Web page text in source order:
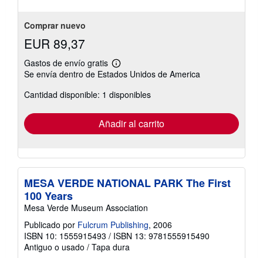
Comprar nuevo
EUR 89,37
Gastos de envío gratis
Más
información
las
tarifas
envío
Se envía dentro de Estados Unidos de America
Cantidad disponible: 1 disponibles
Añadir al carrito
MESA VERDE NATIONAL PARK The First
100 Years
Mesa Verde Museum Association
Publicado por Fulcrum Publishing, 2006
ISBN 10: 1555915493 / ISBN 13: 9781555915490
Antiguo o usado / Tapa dura